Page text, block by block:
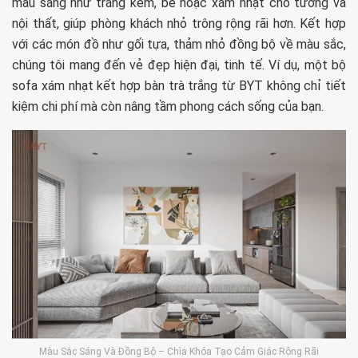
nội thất, giúp phòng khách nhỏ trông rộng rãi hơn. Kết hợp
với các món đồ như gối tựa, thảm nhỏ đồng bộ về màu sắc,
chúng tôi mang đến vẻ đẹp hiện đại, tinh tế. Ví dụ, một bộ
sofa xám nhạt kết hợp bàn trà trắng từ BYT không chỉ tiết
kiệm chi phí mà còn nâng tầm phong cách sống của bạn.
Màu Sắc Sáng Và Đồng Bộ – Chìa Khóa Tạo Cảm Giác Rộng Rãi